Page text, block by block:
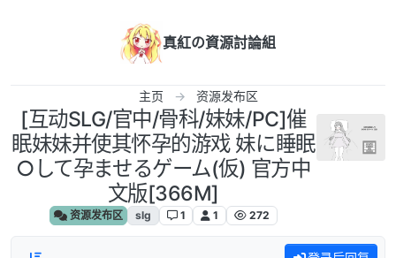
真紅の資源討論組
主页 资源发布区
[互动SLG/官中/骨科/妹妹/PC]催
眠妹妹并使其怀孕的游戏 妹に睡眠
○して孕ませるゲーム(仮) 官方中
文版[366M]
资源发布区 slg 1 1 272